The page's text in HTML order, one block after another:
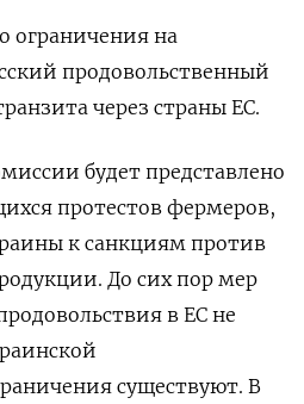
ограничения на
продовольственный
через страны ЕС.
будет представлено
протестов фермеров,
к санкциям против
До сих пор мер
в ЕС не
существуют. В